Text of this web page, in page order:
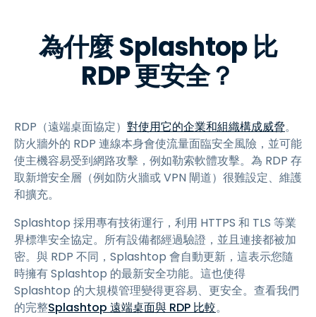
為什麼 Splashtop 比
RDP 更安全？
RDP（遠端桌面協定） 對使用它的企業和組織構成威脅。
防火牆外的 RDP 連線本身會使流量面臨安全風險，並可能
使主機容易受到網路攻擊，例如勒索軟體攻擊。為 RDP 存
取新增安全層（例如防火牆或 VPN 閘道）很難設定、維護
和擴充。
Splashtop 採用專有技術運行，利用 HTTPS 和 TLS 等業
界標準安全協定。所有設備都經過驗證，並且連接都被加
密。與 RDP 不同，Splashtop 會自動更新，這表示您隨
時擁有 Splashtop 的最新安全功能。這也使得
Splashtop 的大規模管理變得更容易、更安全。查看我們
的完整Splashtop 遠端桌面與 RDP 比較。